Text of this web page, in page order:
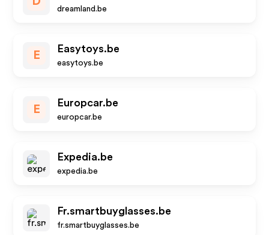
dreamland.be
E
Easytoys.be
easytoys.be
E
Europcar.be
europcar.be
Expedia.be
expedia.be
Fr.smartbuyglasses.be
fr.smartbuyglasses.be